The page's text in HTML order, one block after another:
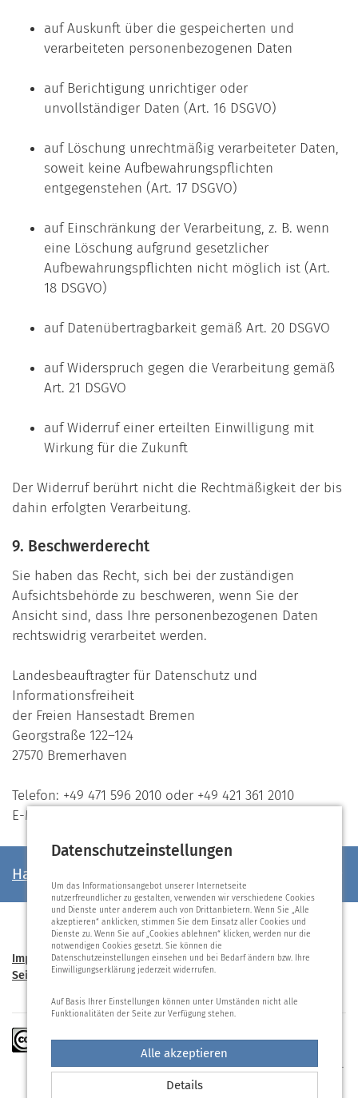
Datenschutzeinstellungen
Um das Informationsangebot unserer Internetseite
nutzerfreundlicher zu gestalten, verwenden wir verschiedene Cookies
und Dienste unter anderem auch von Drittanbietern. Wenn Sie „Alle
akzeptieren“ anklicken, stimmen Sie dem Einsatz aller Cookies und
Dienste zu. Wenn Sie auf „Cookies ablehnen“ klicken, werden nur die
notwendigen Cookies gesetzt. Sie können die
Datenschutzeinstellungen einsehen und bei Bedarf ändern bzw. Ihre
Einwilligungserklärung jederzeit widerrufen.
Auf Basis Ihrer Einstellungen können unter Umständen nicht alle
Funktionalitäten der Seite zur Verfügung stehen.
Alle akzeptieren
Details
auf Auskunft über die gespeicherten und
verarbeiteten personenbezogenen Daten
auf Berichtigung unrichtiger oder
unvollständiger Daten (Art. 16 DSGVO)
auf Löschung unrechtmäßig verarbeiteter Daten,
soweit keine Aufbewahrungspflichten
entgegenstehen (Art. 17 DSGVO)
auf Einschränkung der Verarbeitung, z. B. wenn
eine Löschung aufgrund gesetzlicher
Aufbewahrungspflichten nicht möglich ist (Art.
18 DSGVO)
auf Datenübertragbarkeit gemäß Art. 20 DSGVO
auf Widerspruch gegen die Verarbeitung gemäß
Art. 21 DSGVO
auf Widerruf einer erteilten Einwilligung mit
Wirkung für die Zukunft
Der Widerruf berührt nicht die Rechtmäßigkeit der bis
dahin erfolgten Verarbeitung.
9. Beschwerderecht
Sie haben das Recht, sich bei der zuständigen
Aufsichtsbehörde zu beschweren, wenn Sie der
Ansicht sind, dass Ihre personenbezogenen Daten
rechtswidrig verarbeitet werden.
Landesbeauftragter für Datenschutz und
Informationsfreiheit
der Freien Hansestadt Bremen
Georgstraße 122–124
27570 Bremerhaven
Telefon: +49 471 596 2010 oder +49 421 361 2010
E-Mail:
Haben Sie noch Fragen?
Impressum Datenschutzerklärung Datenschutzeinstellungen
Seite drucken © friedrich-ebert-schule.bremerhaven.de 2026
Texte auf dieser Seite unter der Lizenz »Creative
Commons Namensnennung - Nicht-kommerziell -
Keine Bearbeitung 3.0« (CC BY-NC-ND 3.0).